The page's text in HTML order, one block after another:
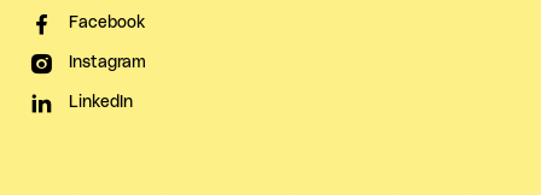
Facebook
Instagram
LinkedIn